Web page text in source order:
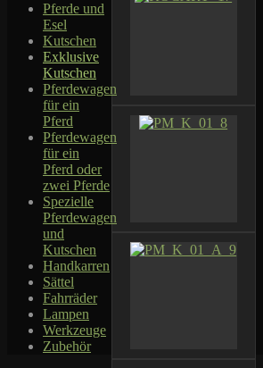
Pferde und
Esel
Kutschen
Exklusive
Kutschen
Pferdewagen
für ein
Pferd
Pferdewagen
für ein
Pferd oder
zwei Pferde
Spezielle
Pferdewagen
und
Kutschen
Handkarren
Sättel
Fahrräder
Lampen
Werkzeuge
Zubehör